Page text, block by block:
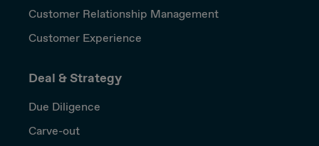
Customer Relationship Management
Customer Experience
Deal & Strategy
Due Diligence
Carve-out